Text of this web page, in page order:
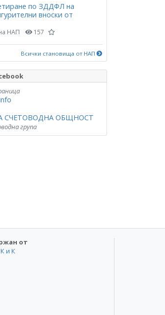
по ЗДДФЛ на
вноски от
НАП 157
Всички становища от НАП
СЧЕТОВОДНА ОБЩНОСТ
група
от
и К